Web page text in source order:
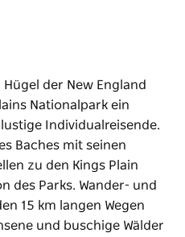
der New England
Nationalpark ein
Individualreisende.
Baches mit seinen
zu den Kings Plain
des Parks. Wander- und
15 km langen Wegen
und buschige Wälder